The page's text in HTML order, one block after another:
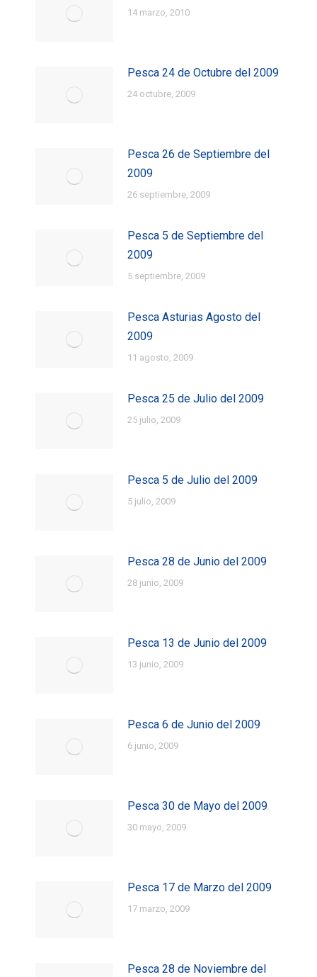
14 marzo, 2010
Pesca 24 de Octubre del 2009
24 octubre, 2009
Pesca 26 de Septiembre del
2009
26 septiembre, 2009
Pesca 5 de Septiembre del
2009
5 septiembre, 2009
Pesca Asturias Agosto del
2009
11 agosto, 2009
Pesca 25 de Julio del 2009
25 julio, 2009
Pesca 5 de Julio del 2009
5 julio, 2009
Pesca 28 de Junio del 2009
28 junio, 2009
Pesca 13 de Junio del 2009
13 junio, 2009
Pesca 6 de Junio del 2009
6 junio, 2009
Pesca 30 de Mayo del 2009
30 mayo, 2009
Pesca 17 de Marzo del 2009
17 marzo, 2009
Pesca 28 de Noviembre del